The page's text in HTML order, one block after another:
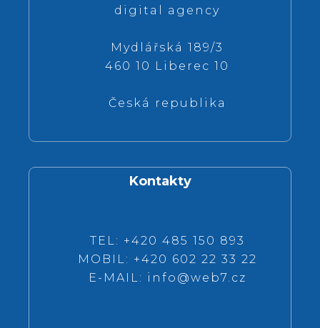
digital agency
Mydlářská 189/3
460 10 Liberec 10
Česká republika
Kontakty
TEL: +420 485 150 893
MOBIL: +420 602 22 33 22
E-MAIL: info@web7.cz